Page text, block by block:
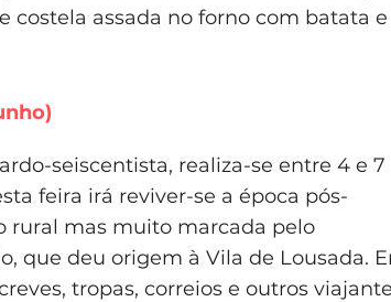
costela assada no forno com batata e
seiscentista, realiza-se entre 4 e 7
feira irá reviver-se a época pós-
rural mas muito marcada pelo
que deu origem à Vila de Lousada.
tropas, correios e outros